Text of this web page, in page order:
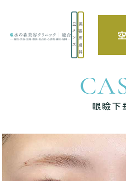
メ
ン
ズ
美
容
皮
膚
科
TOP 症例写真 眼瞼下垂
眼瞼下